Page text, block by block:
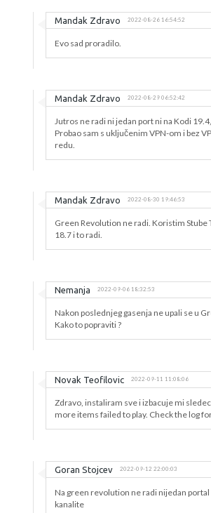
Mandak Zdravo 2022-08-26 16:54:52
Evo sad proradilo.
Mandak Zdravo 2022-08-29 06:52:42
Jutros ne radi ni jedan port ni na Kodi
Probao sam s uključenim VPN-om i bez
redu.
Mandak Zdravo 2022-08-30 19:46:53
Green Revolution ne radi. Koristim Stube
18.7 i to radi.
Nemanja 2022-09-06 18:32:53
Nakon poslednjeg gasenja ne upali se u
Kako to popraviti ?
Novak Teofilovic 2022-09-11 11:08:06
Zdravo, instaliram sve i izbacuje mi
more items failed to play. Check the log
Goran Stojcev 2022-09-12 22:00:03
Na green revolution ne radi nijedan portal
kanalite